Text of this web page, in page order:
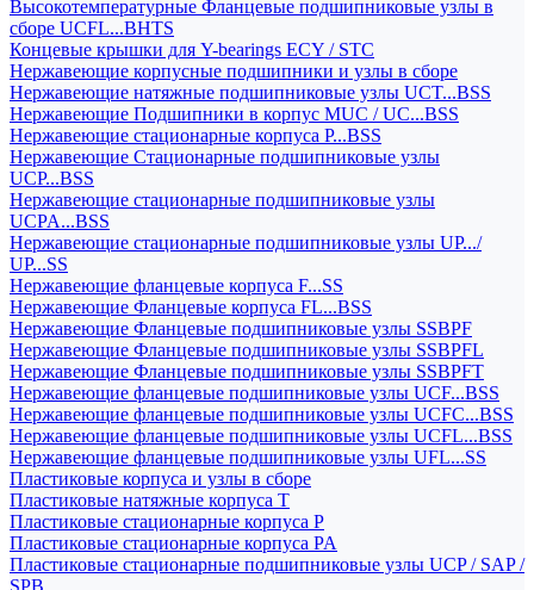
Высокотемпературные Фланцевые подшипниковые узлы в
сборе UCFL...BHTS
Концевые крышки для Y-bearings ECY / STC
Нержавеющие корпусные подшипники и узлы в сборе
Нержавеющие натяжные подшипниковые узлы UCT...BSS
Нержавеющие Подшипники в корпус MUC / UC...BSS
Нержавеющие стационарные корпуса P...BSS
Нержавеющие Стационарные подшипниковые узлы
UCP...BSS
Нержавеющие стационарные подшипниковые узлы
UCPA...BSS
Нержавеющие стационарные подшипниковые узлы UP.../
UP...SS
Нержавеющие фланцевые корпуса F...SS
Нержавеющие Фланцевые корпуса FL...BSS
Нержавеющие Фланцевые подшипниковые узлы SSBPF
Нержавеющие Фланцевые подшипниковые узлы SSBPFL
Нержавеющие Фланцевые подшипниковые узлы SSBPFT
Нержавеющие фланцевые подшипниковые узлы UCF...BSS
Нержавеющие фланцевые подшипниковые узлы UCFC...BSS
Нержавеющие фланцевые подшипниковые узлы UCFL...BSS
Нержавеющие фланцевые подшипниковые узлы UFL...SS
Пластиковые корпуса и узлы в сборе
Пластиковые натяжные корпуса T
Пластиковые стационарные корпуса P
Пластиковые стационарные корпуса PA
Пластиковые стационарные подшипниковые узлы UCP / SAP /
SPB